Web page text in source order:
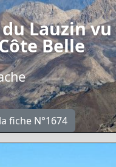
Lauzin vu
Belle
fiche N°1674